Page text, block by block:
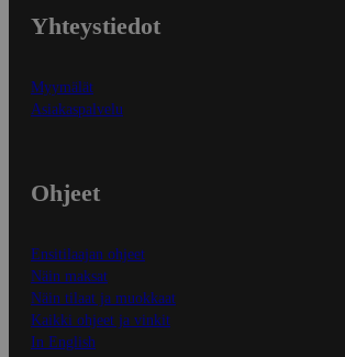
Yhteystiedot
Myymälät
Asiakaspalvelu
Ohjeet
Ensitilaajan ohjeet
Näin maksat
Näin tilaat ja muokkaat
Kaikki ohjeet ja vinkit
In English